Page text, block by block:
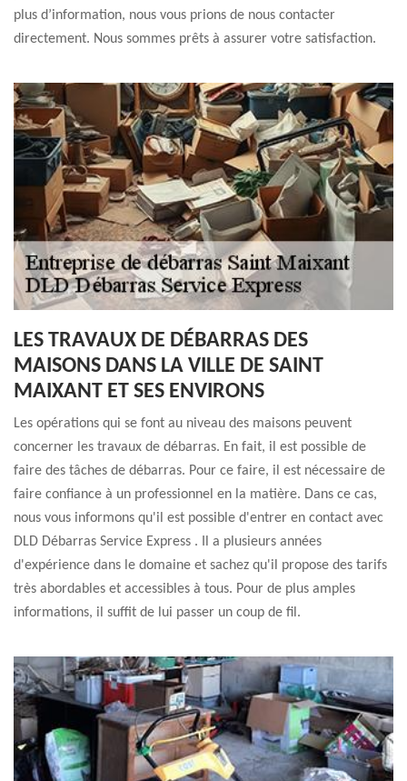
plus d’information, nous vous prions de nous contacter
directement. Nous sommes prêts à assurer votre satisfaction.
LES TRAVAUX DE DÉBARRAS DES
MAISONS DANS LA VILLE DE SAINT
MAIXANT ET SES ENVIRONS
Les opérations qui se font au niveau des maisons peuvent
concerner les travaux de débarras. En fait, il est possible de
faire des tâches de débarras. Pour ce faire, il est nécessaire de
faire confiance à un professionnel en la matière. Dans ce cas,
nous vous informons qu'il est possible d'entrer en contact avec
DLD Débarras Service Express . Il a plusieurs années
d'expérience dans le domaine et sachez qu'il propose des tarifs
très abordables et accessibles à tous. Pour de plus amples
informations, il suffit de lui passer un coup de fil.